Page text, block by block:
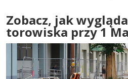
Zobacz, jak
torowiska przy 1